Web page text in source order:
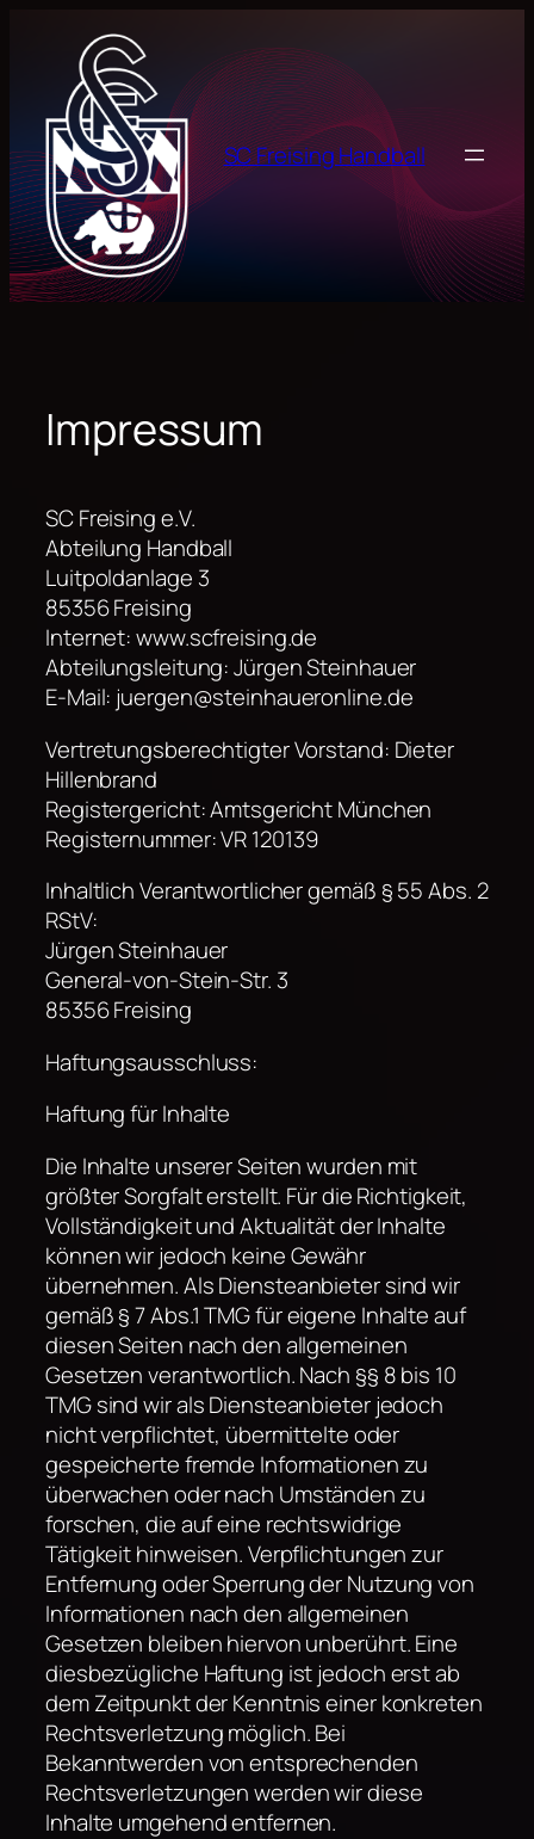
springen
SC Freising Handball
Impressum
SC Freising e.V.
Abteilung Handball
Luitpoldanlage 3
85356 Freising
Internet: www.scfreising.de
Abteilungsleitung: Jürgen Steinhauer
E-Mail: juergen@steinhaueronline.de
Vertretungsberechtigter Vorstand: Dieter
Hillenbrand
Registergericht: Amtsgericht München
Registernummer: VR 120139
Inhaltlich Verantwortlicher gemäß § 55 Abs. 2
RStV:
Jürgen Steinhauer
General-von-Stein-Str. 3
85356 Freising
Haftungsausschluss:
Haftung für Inhalte
Die Inhalte unserer Seiten wurden mit
größter Sorgfalt erstellt. Für die Richtigkeit,
Vollständigkeit und Aktualität der Inhalte
können wir jedoch keine Gewähr
übernehmen. Als Diensteanbieter sind wir
gemäß § 7 Abs.1 TMG für eigene Inhalte auf
diesen Seiten nach den allgemeinen
Gesetzen verantwortlich. Nach §§ 8 bis 10
TMG sind wir als Diensteanbieter jedoch
nicht verpflichtet, übermittelte oder
gespeicherte fremde Informationen zu
überwachen oder nach Umständen zu
forschen, die auf eine rechtswidrige
Tätigkeit hinweisen. Verpflichtungen zur
Entfernung oder Sperrung der Nutzung von
Informationen nach den allgemeinen
Gesetzen bleiben hiervon unberührt. Eine
diesbezügliche Haftung ist jedoch erst ab
dem Zeitpunkt der Kenntnis einer konkreten
Rechtsverletzung möglich. Bei
Bekanntwerden von entsprechenden
Rechtsverletzungen werden wir diese
Inhalte umgehend entfernen.